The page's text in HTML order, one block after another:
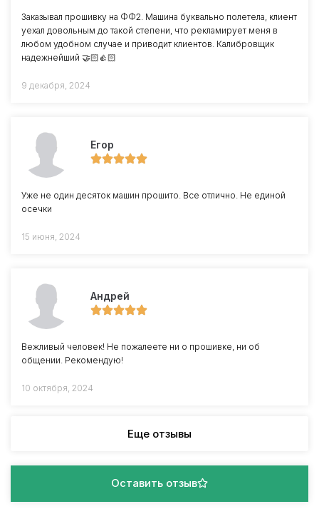
Заказывал прошивку на ФФ2. Машина буквально полетела, клиент
уехал довольным до такой степени, что рекламирует меня в
любом удобном случае и приводит клиентов. Калибровщик
надежнейший 🤝🏻👍🏻
9 декабря, 2024
Егор
Уже не один десяток машин прошито. Все отлично. Не единой
осечки
15 июня, 2024
Андрей
Вежливый человек! Не пожалеете ни о прошивке, ни об
общении. Рекомендую!
10 октября, 2024
Еще отзывы
Оставить отзыв